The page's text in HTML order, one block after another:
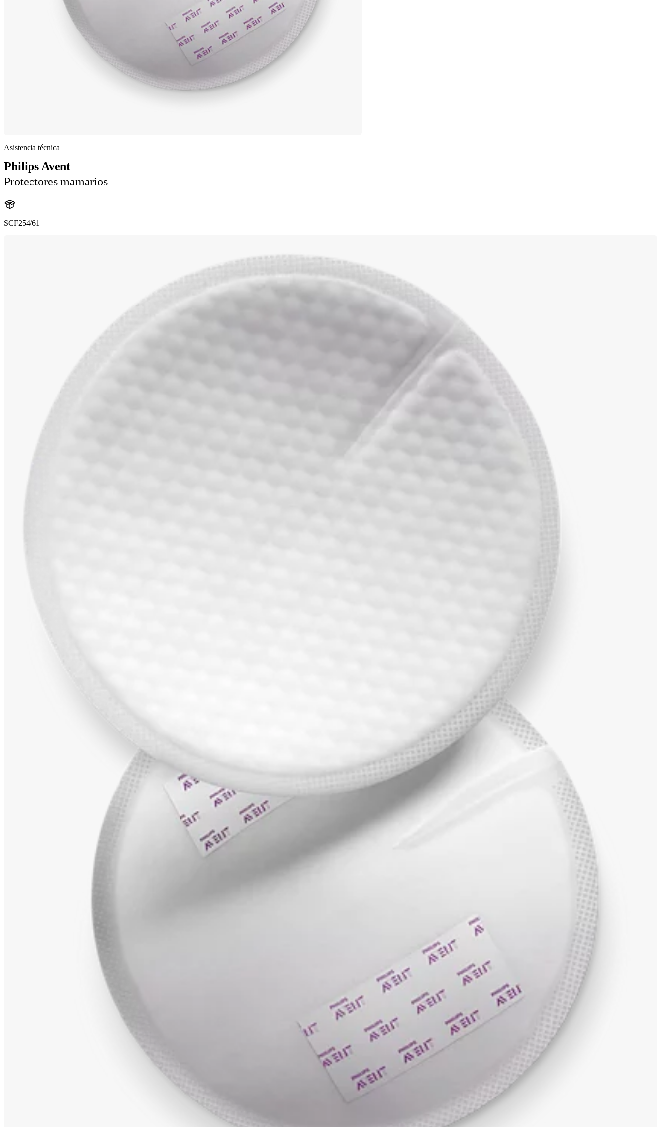
Asistencia técnica
Philips Avent
Protectores mamarios
SCF254/61